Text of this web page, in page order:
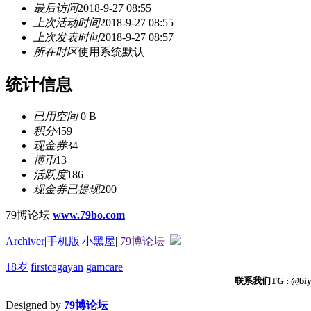
最后访问2018-9-27 08:55
上次活动时间2018-9-27 08:55
上次发表时间2018-9-27 08:57
所在时区使用系统默认
统计信息
已用空间0 B
积分459
现金券34
博币13
活跃度186
现金券已提现200
79博论坛 www.79bo.com
Archiver|手机版|小黑屋| 79博论坛
18岁 firstcagayan gamcare
联系我们TG :
Designed by 79博论坛